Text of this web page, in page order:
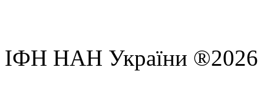
ІФН НАН України ®2026